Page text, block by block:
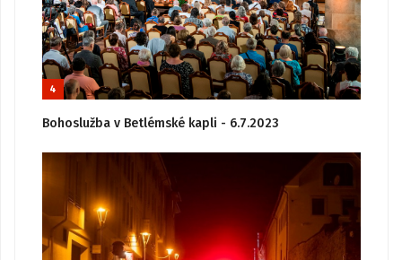
4
Bohoslužba v Betlémské kapli - 6.7.2023